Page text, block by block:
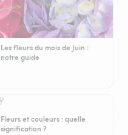
Les fleurs du mois de Juin :
notre guide
Fleurs et couleurs : quelle
signification ?